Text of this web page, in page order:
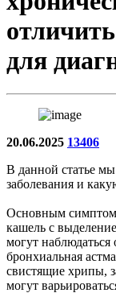
для
20.06.2025 13406
В данной статье
заболевания и
Основным
кашель с
могут
бронхиальная
свистящие хрипы,
могут